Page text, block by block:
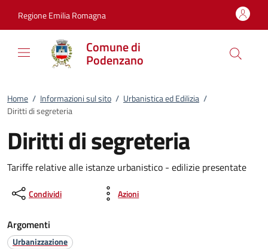
Regione Emilia Romagna
Comune di
Podenzano
Home / Informazioni sul sito / Urbanistica ed Edilizia /
Diritti di segreteria
Diritti di segreteria
Tariffe relative alle istanze urbanistico - edilizie presentate
Condividi Azioni
Argomenti
Urbanizzazione